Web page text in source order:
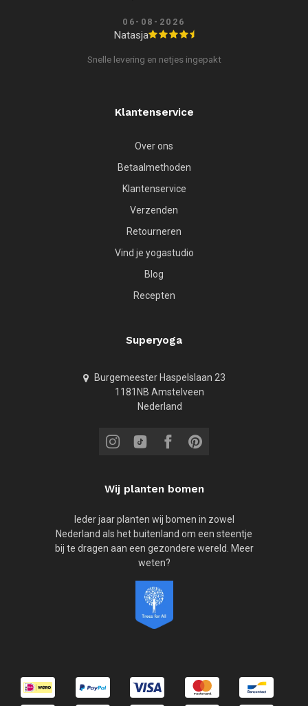
06-08-2026
Natasja
Snelle levering en netjes ingepakt
Klantenservice
Over ons
Betaalmethoden
Klantenservice
Verzenden
Retourneren
Vind je yogastudio
Blog
Recepten
Superyoga
Burgemeester Haspelslaan 23
1181NB Amstelveen
Nederland
Wij planten bomen
Ieder jaar planten wij bomen in zowel
Nederland als het buitenland om een steentje
bij te dragen aan een gezondere wereld. Meer
weten?